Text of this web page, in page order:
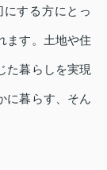
する方にとっ
ます。土地や住
た暮らしを実現
に暮らす、そん